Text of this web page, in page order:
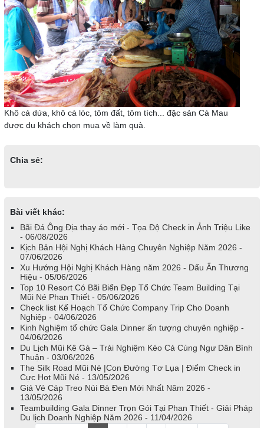
Khô cá dứa, khô cá lóc, tôm đất, tôm tích... đặc sản Cà Mau
được du khách chọn mua về làm quà.
Chia sẻ:
Bài viết khác:
Bãi Đá Ông Địa thay áo mới - Tọa Độ Check in Ảnh Triệu Like
- 06/08/2026
Kịch Bản Hội Nghị Khách Hàng Chuyên Nghiệp Năm 2026 -
07/06/2026
Xu Hướng Hội Nghị Khách Hàng năm 2026 - Dấu Ấn Thương
Hiệu - 05/06/2026
Top 10 Resort Có Bãi Biển Đẹp Tổ Chức Team Building Tại
Mũi Né Phan Thiết - 05/06/2026
Check list Kế Hoạch Tổ Chức Company Trip Cho Doanh
Nghiệp - 04/06/2026
Kinh Nghiệm tổ chức Gala Dinner ấn tượng chuyên nghiệp -
04/06/2026
Du Lịch Mũi Kê Gà – Trải Nghiệm Kéo Cá Cùng Ngư Dân Bình
Thuận - 03/06/2026
The Silk Road Mũi Né |Con Đường Tơ Lụa | Điểm Check in
Cực Hot Mũi Né - 13/05/2026
Giá Vé Cáp Treo Núi Bà Đen Mới Nhất Năm 2026 -
13/05/2026
Teambuilding Gala Dinner Trọn Gói Tại Phan Thiết - Giải Pháp
Du lịch Doanh Nghiệp Năm 2026 - 11/04/2026